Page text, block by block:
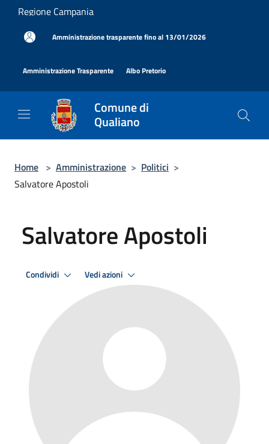
Salta al contenuto principale
Regione Campania
Amministrazione trasparente fino al 13/01/2026
Amministrazione Trasparente Albo Pretorio
Comune di
Qualiano
Home > Amministrazione > Politici >
Salvatore Apostoli
Salvatore Apostoli
Condividi Vedi azioni